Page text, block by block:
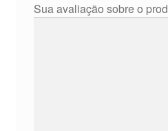
Sua avaliação sobre o